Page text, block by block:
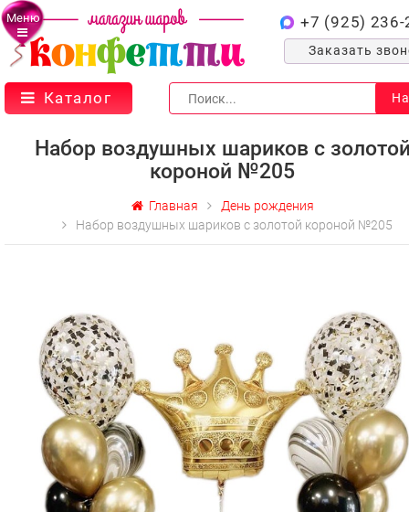
Меню +7 (925) 236-
Заказать
Каталог
Набор воздушных шариков с
короной №205
Главная
День рождения
Набор воздушных шариков с золотой короной №205